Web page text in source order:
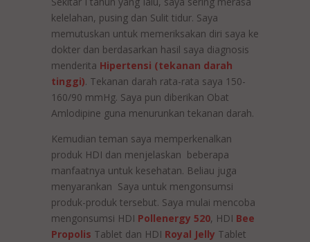
kelelahan, pusing dan Sulit tidur. Saya
memutuskan untuk memeriksakan diri saya ke
dokter dan berdasarkan hasil saya diagnosis
menderita Hipertensi (tekanan darah
tinggi). Tekanan darah rata-rata saya 150-
160/90 mmHg. Saya pun diberikan Obat
Amlodipine guna menurunkan tekanan darah.
Kemudian teman saya memperkenalkan
produk HDI dan menjelaskan beberapa
manfaatnya untuk kesehatan. Beliau juga
menyarankan Saya untuk mengonsumsi
produk-produk tersebut. Saya mulai mencoba
mengonsumsi HDI Pollenergy 520, HDI Bee
Propolis Tablet dan HDI Royal Jelly Tablet